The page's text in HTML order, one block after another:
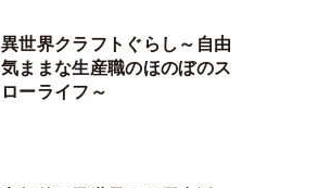
異世界クラフトぐらし～自由
気ままな生産職のほのぼのス
ローライフ～